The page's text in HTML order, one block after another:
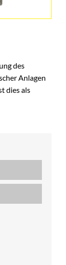
des
Anlagen
dies als